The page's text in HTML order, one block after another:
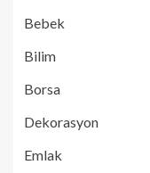
Bebek
Bilim
Borsa
Dekorasyon
Emlak